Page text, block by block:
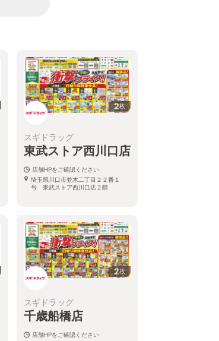
2枚
スギドラッグ
東武ストア西川口店
店舗HPをご確認ください
埼玉県川口市並木二丁目２２番１
号 東武ストア西川口店２階
2枚
スギドラッグ
千歳船橋店
店舗HPをご確認ください